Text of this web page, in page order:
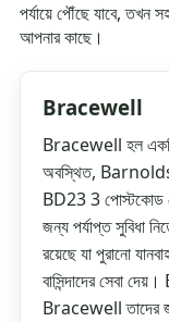
পর্যায়ে পৌঁছে যাবে, তখন
আপনার কাছে।
Bracewell
Bracewell হল
অবস্থিত,
BD23 3 পোস্টকোড
জন্য পর্যাপ্ত সুবিধা
রয়েছে যা পুরানো
বাসিন্দাদের সেবা
Bracewell তাদের